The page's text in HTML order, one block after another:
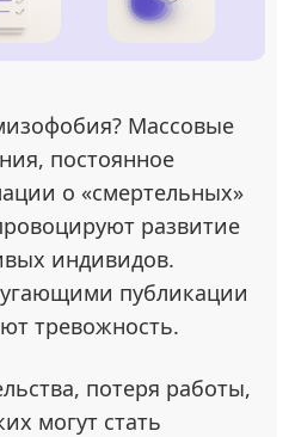
Массовые
постоянное
о «смертельных»
развитие
индивидов.
публикации
тревожность.
потеря работы,
могут стать